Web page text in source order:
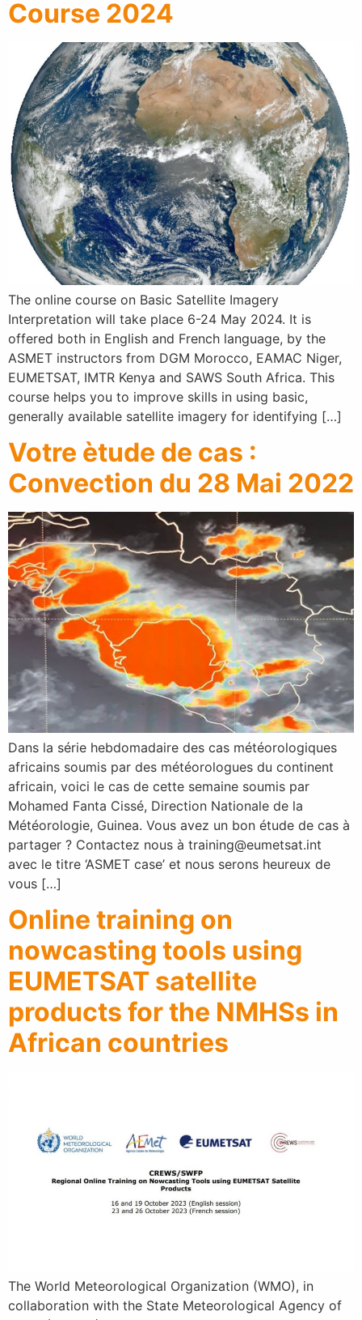
Course 2024
The online course on Basic Satellite Imagery
Interpretation will take place 6-24 May 2024. It is
offered both in English and French language, by the
ASMET instructors from DGM Morocco, EAMAC Niger,
EUMETSAT, IMTR Kenya and SAWS South Africa. This
course helps you to improve skills in using basic,
generally available satellite imagery for identifying […]
Votre ètude de cas :
Convection du 28 Mai 2022
Dans la série hebdomadaire des cas météorologiques
africains soumis par des météorologues du continent
africain, voici le cas de cette semaine soumis par
Mohamed Fanta Cissé, Direction Nationale de la
Météorologie, Guinea. Vous avez un bon étude de cas à
partager ? Contactez nous à training@eumetsat.int
avec le titre ‘ASMET case’ et nous serons heureux de
vous […]
Online training on
nowcasting tools using
EUMETSAT satellite
products for the NMHSs in
African countries
The World Meteorological Organization (WMO), in
collaboration with the State Meteorological Agency of